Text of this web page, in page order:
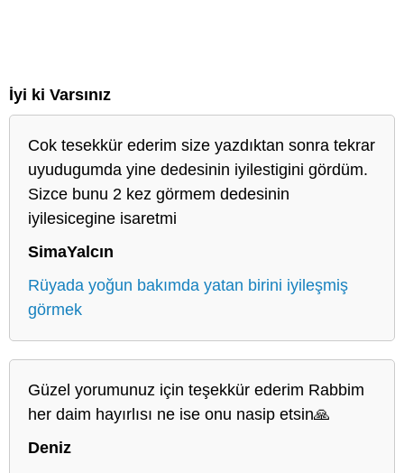
İyi ki Varsınız
Cok tesekkür ederim size yazdıktan sonra tekrar
uyudugumda yine dedesinin iyilestigini gördüm.
Sizce bunu 2 kez görmem dedesinin
iyilesicegine isaretmi
SimaYalcın
Rüyada yoğun bakımda yatan birini iyileşmiş
görmek
Güzel yorumunuz için teşekkür ederim Rabbim
her daim hayırlısı ne ise onu nasip etsin🙏
Deniz